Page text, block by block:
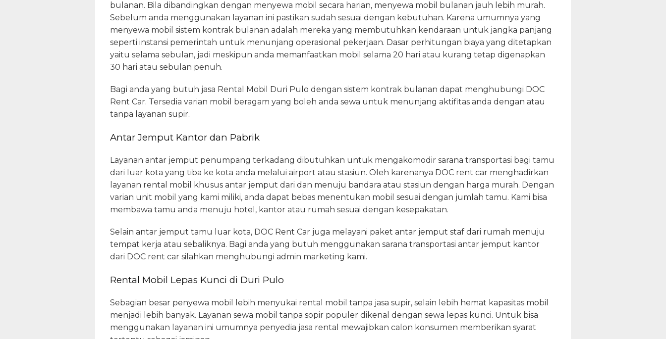
bulanan. Bila dibandingkan dengan menyewa mobil secara harian, menyewa mobil bulanan jauh lebih murah.
Sebelum anda menggunakan layanan ini pastikan sudah sesuai dengan kebutuhan. Karena umumnya yang
menyewa mobil sistem kontrak bulanan adalah mereka yang membutuhkan kendaraan untuk jangka panjang
seperti instansi pemerintah untuk menunjang operasional pekerjaan. Dasar perhitungan biaya yang ditetapkan
yaitu selama sebulan, jadi meskipun anda memanfaatkan mobil selama 20 hari atau kurang tetap digenapkan
30 hari atau sebulan penuh.
Bagi anda yang butuh jasa Rental Mobil Duri Pulo dengan sistem kontrak bulanan dapat menghubungi DOC
Rent Car. Tersedia varian mobil beragam yang boleh anda sewa untuk menunjang aktifitas anda dengan atau
tanpa layanan supir.
Antar Jemput Kantor dan Pabrik
Layanan antar jemput penumpang terkadang dibutuhkan untuk mengakomodir sarana transportasi bagi tamu
dari luar kota yang tiba ke kota anda melalui airport atau stasiun. Oleh karenanya DOC rent car menghadirkan
layanan rental mobil khusus antar jemput dari dan menuju bandara atau stasiun dengan harga murah. Dengan
varian unit mobil yang kami miliki, anda dapat bebas menentukan mobil sesuai dengan jumlah tamu. Kami bisa
membawa tamu anda menuju hotel, kantor atau rumah sesuai dengan kesepakatan.
Selain antar jemput tamu luar kota, DOC Rent Car juga melayani paket antar jemput staf dari rumah menuju
tempat kerja atau sebaliknya. Bagi anda yang butuh menggunakan sarana transportasi antar jemput kantor
dari DOC rent car silahkan menghubungi admin marketing kami.
Rental Mobil Lepas Kunci di Duri Pulo
Sebagian besar penyewa mobil lebih menyukai rental mobil tanpa jasa supir, selain lebih hemat kapasitas mobil
menjadi lebih banyak. Layanan sewa mobil tanpa sopir populer dikenal dengan sewa lepas kunci. Untuk bisa
menggunakan layanan ini umumnya penyedia jasa rental mewajibkan calon konsumen memberikan syarat